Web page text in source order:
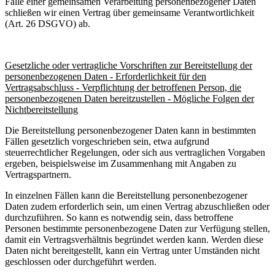
schließen wir einen Vertrag über gemeinsame Verantwortlichkeit
(Art. 26 DSGVO) ab.
Gesetzliche oder vertragliche Vorschriften zur Bereitstellung der
personenbezogenen Daten - Erforderlichkeit für den
Vertragsabschluss - Verpflichtung der betroffenen Person, die
personenbezogenen Daten bereitzustellen - Mögliche Folgen der
Nichtbereitstellung
Die Bereitstellung personenbezogener Daten kann in bestimmten
Fällen gesetzlich vorgeschrieben sein, etwa aufgrund
steuerrechtlicher Regelungen, oder sich aus vertraglichen Vorgaben
ergeben, beispielsweise im Zusammenhang mit Angaben zu
Vertragspartnern.
In einzelnen Fällen kann die Bereitstellung personenbezogener
Daten zudem erforderlich sein, um einen Vertrag abzuschließen oder
durchzuführen. So kann es notwendig sein, dass betroffene
Personen bestimmte personenbezogene Daten zur Verfügung stellen,
damit ein Vertragsverhältnis begründet werden kann. Werden diese
Daten nicht bereitgestellt, kann ein Vertrag unter Umständen nicht
geschlossen oder durchgeführt werden.